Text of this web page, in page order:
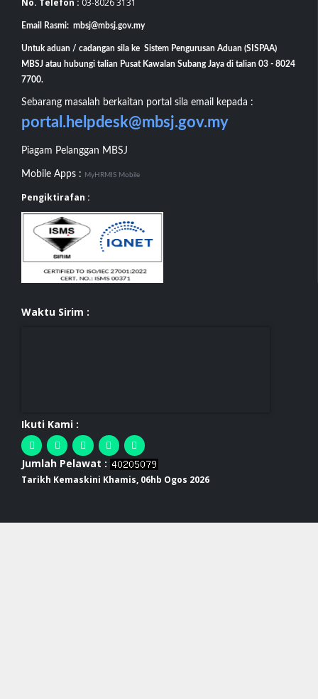
No. Telefon : 03-8026 3131
Email Rasmi: mbsj@mbsj.gov.my
Untuk aduan / cadangan sila ke Sistem Pengurusan Aduan (SISPAA)
MBSJ atau hubungi talian Pusat Kawalan Subang Jaya di talian 03 - 8024
7700.
Sebarang masalah berkaitan portal sila email kepada :
portal.helpdesk@mbsj.gov.my
Piagam Pelanggan MBSJ
Mobile Apps : MyHRMIS Mobile
Pengiktirafan :
Waktu Sirim :
Ikuti Kami :
Jumlah Pelawat :
Tarikh Kemaskini Khamis, 06hb Ogos 2026